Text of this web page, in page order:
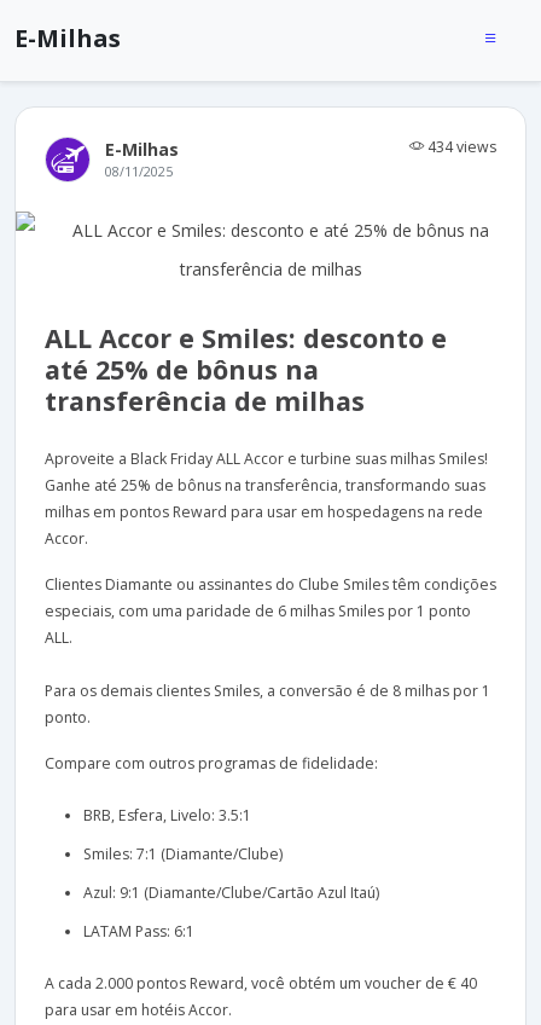
E-Milhas
E-Milhas 434 views
08/11/2025
ALL Accor e Smiles: desconto e
até 25% de bônus na
transferência de milhas
Aproveite a Black Friday ALL Accor e turbine suas milhas Smiles!
Ganhe até 25% de bônus na transferência, transformando suas
milhas em pontos Reward para usar em hospedagens na rede
Accor.
Clientes Diamante ou assinantes do Clube Smiles têm condições
especiais, com uma paridade de 6 milhas Smiles por 1 ponto
ALL.
Para os demais clientes Smiles, a conversão é de 8 milhas por 1
ponto.
Compare com outros programas de fidelidade:
BRB, Esfera, Livelo: 3.5:1
Smiles: 7:1 (Diamante/Clube)
Azul: 9:1 (Diamante/Clube/Cartão Azul Itaú)
LATAM Pass: 6:1
A cada 2.000 pontos Reward, você obtém um voucher de € 40
para usar em hotéis Accor.